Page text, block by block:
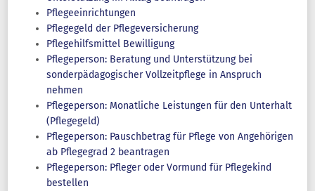
Pflegeeinrichtungen
Pflegegeld der Pflegeversicherung
Pflegehilfsmittel Bewilligung
Pflegeperson: Beratung und Unterstützung bei
sonderpädagogischer Vollzeitpflege in Anspruch
nehmen
Pflegeperson: Monatliche Leistungen für den Unterhalt
(Pflegegeld)
Pflegeperson: Pauschbetrag für Pflege von Angehörigen
ab Pflegegrad 2 beantragen
Pflegeperson: Pfleger oder Vormund für Pflegekind
bestellen